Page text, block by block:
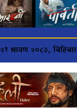
२१ श्रावण २०८३, बिहिबार